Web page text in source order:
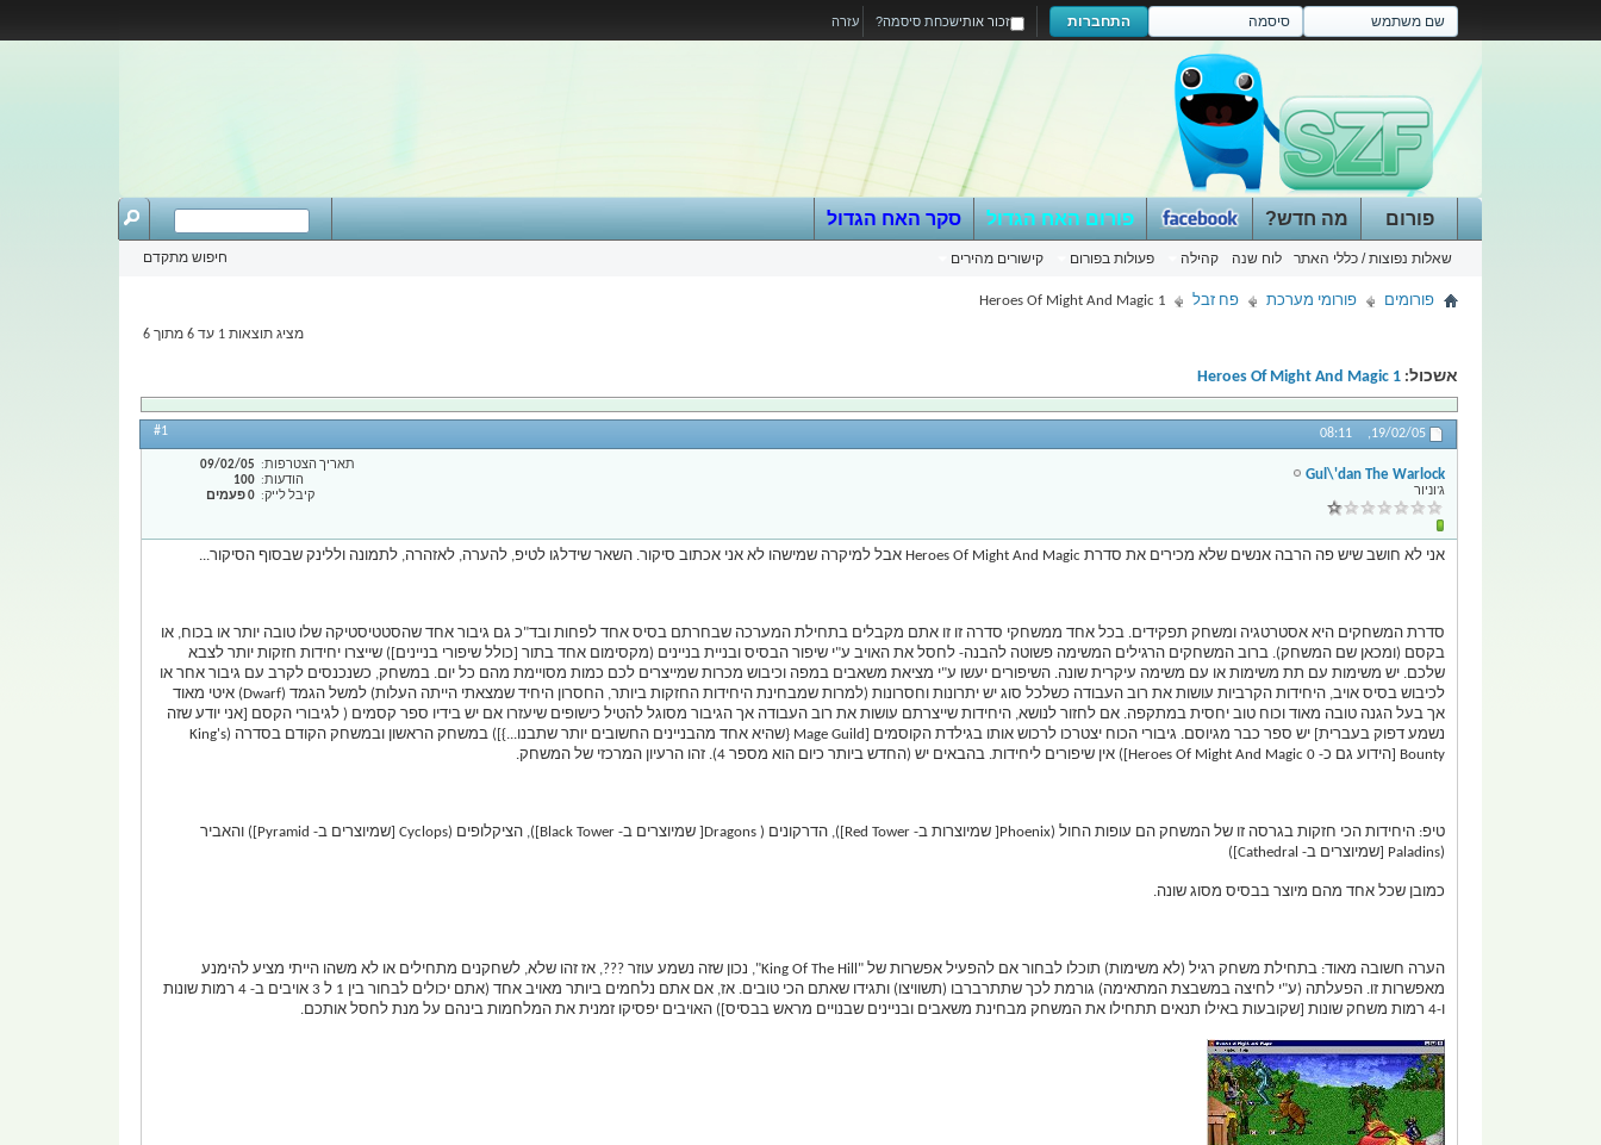
עזרה התחברות זכור אותישכחת סיסמה?
פורום
שאלות נפוצות / כללי האתר לוח שנה קהילה פעולות בפורום קישורים מהירים
מה חדש? פורום האח הגדול סקר האח הגדול
חיפוש מתקדם
פורומים פורומי מערכת פח זבל Heroes Of Might And Magic 1
מציג תוצאות 1 עד 6 מתוך 6
אשכול: Heroes Of Might And Magic 1
19/02/05,
08:11
#1
Gul\'dan The Warlock
ג'וניור
תאריך הצטרפות
09/02/05
הודעות
100
קיבל לייק
0 פעמים
אני לא חושב שיש פה הרבה אנשים שלא מכירים את סדרת Heroes Of Might And Magic אבל למיקרה שמישהו לא אני אכתוב סיקור. השאר שידלגו לטיפ, להערה, לאזהרה, לתמונה וללינק שבסוף הסיקור...
סדרת המשחקים היא אסטרטגיה ומשחק תפקידים. בכל אחד ממשחקי סדרה זו זו אתם מקבלים בתחילת המערכה שבחרתם בסיס אחד לפחות ובד"כ גם גיבור אחד שהסטטיסטיקה שלו טובה יותר או בכוח, או
בקסם (ומכאן שם המשחק). ברוב המשחקים הרגילים המשימה פשוטה להבנה- לחסל את האויב ע"י שיפור הבסיס ובניית בניינים (מקסימום אחד בתור [כולל שיפורי בניינים]) שייצרו יחידות חזקות יותר לצבא
שלכם. יש משימות עם תת משימות או עם משימה עיקרית שונה. השיפורים יעשו ע"י מציאת משאבים במפה וכיבוש מכרות שמייצרים לכם כמות מסויימת מהם כל יום. במשחק, כשנכנסים לקרב עם גיבור אחר או
לכיבוש בסיס אויב, היחידות הקרביות עושות את רוב העבודה כשלכל סוג יש יתרונות וחסרונות (למרות שמבחינת היחידות החזקות ביותר, החסרון היחיד שמצאתי הייתה העלות) למשל הגמד (Dwarf) איטי מאוד
אך בעל הגנה טובה מאוד וכוח טוב יחסית במתקפה. אם לחזור לנושא, היחידות שייצרתם עושות את רוב העבודה אך הגיבור מסוגל להטיל כישופים שיעזרו אם יש בידיו ספר קסמים ( לגיבורי הקסם [אני יודע שזה
נשמע דפוק בעברית] יש ספר כבר מגיוסם. גיבורי הכוח יצטרכו לרכוש אותו בגילדת הקוסמים [Mage Guild {שהיא אחד מהבניינים החשובים יותר שתבנו...}]) במשחק הראשון ובמשחק הקודם בסדרה (King's
Bounty [הידוע גם כ- Heroes Of Might And Magic 0]) אין שיפורים ליחידות. בהבאים יש (החדש ביותר כיום הוא מספר 4). זהו הרעיון המרכזי של המשחק.
טיפ: היחידות הכי חזקות בגרסה זו של המשחק הם עופות החול (Phoenix[ שמיוצרות ב- Red Tower]), הדרקונים ( Dragons[ שמיוצרים ב- Black Tower]), הציקלופים (Cyclops [שמיוצרים ב- Pyramid]) והאביר
(Paladins [שמיוצרים ב- Cathedral])
כמובן שכל אחד מהם מיוצר בבסיס מסוג שונה.
הערה חשובה מאוד: בתחילת משחק רגיל (לא משימות) תוכלו לבחור אם להפעיל אפשרות של "King Of The Hill", נכון שזה נשמע עוזר ???, אז זהו שלא, לשחקנים מתחילים או לא משהו הייתי מציע להימנע
מאפשרות זו. הפעלתה (ע"י לחיצה במשבצת המתאימה) גורמת לכך שתתרברבו (תשוויצו) ותגידו שאתם הכי טובים. אז, אם אתם נלחמים ביותר מאויב אחד (אתם יכולים לבחור בין 1 ל 3 אויבים ב- 4 רמות שונות
ו-4 רמות משחק שונות [שקובעות באילו תנאים תתחילו את המשחק מבחינת משאבים ובניינים שבנויים מראש בבסיס]) האויבים יפסיקו זמנית את המלחמות בינהם על מנת לחסל אותכם.